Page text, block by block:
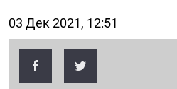
03 Дек 2021, 12:51